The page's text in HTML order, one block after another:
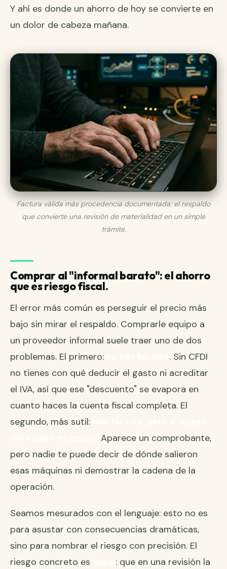
Y ahí es donde un ahorro de hoy se convierte en
un dolor de cabeza mañana.
Factura válida más procedencia documentada: el respaldo
que convierte una revisión de materialidad en un simple
trámite.
Comprar al "informal barato": el ahorro
que es riesgo fiscal.
El error más común es perseguir el precio más
bajo sin mirar el respaldo. Comprarle equipo a
un proveedor informal suele traer uno de dos
problemas. El primero:
. Sin CFDI
no tienes con qué deducir el gasto ni acreditar
el IVA, así que ese "descuento" se evapora en
cuanto haces la cuenta fiscal completa. El
segundo, más sutil:
Aparece un comprobante,
pero nadie te puede decir de dónde salieron
esas máquinas ni demostrar la cadena de la
operación.
Seamos mesurados con el lenguaje: esto no es
para asustar con consecuencias dramáticas,
sino para nombrar el riesgo con precisión. El
riesgo concreto es
: que en una revisión la